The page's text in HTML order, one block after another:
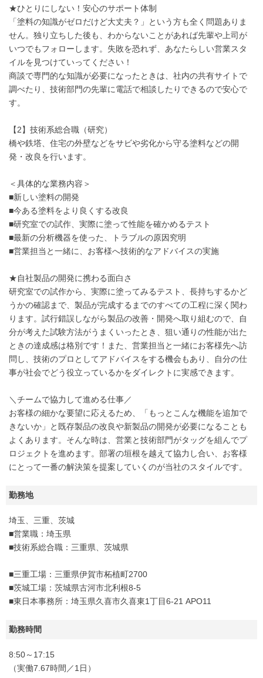
★ひとりにしない！安心のサポート体制
「塗料の知識がゼロだけど大丈夫？」という方も全く問題ありま
せん。独り立ちした後も、わからないことがあれば先輩や上司が
いつでもフォローします。失敗を恐れず、あなたらしい営業スタ
イルを見つけていってください！
商談で専門的な知識が必要になったときは、社内の共有サイトで
調べたり、技術部門の先輩に電話で相談したりできるので安心で
す。
【2】技術系総合職（研究）
橋や鉄塔、住宅の外壁などをサビや劣化から守る塗料などの開
発・改良を行います。
＜具体的な業務内容＞
■新しい塗料の開発
■今ある塗料をより良くする改良
■研究室での試作、実際に塗って性能を確かめるテスト
■最新の分析機器を使った、トラブルの原因究明
■営業担当と一緒に、お客様へ技術的なアドバイスの実施
★自社製品の開発に携わる面白さ
研究室での試作から、実際に塗ってみるテスト、長持ちするかど
うかの確認まで、製品が完成するまでのすべての工程に深く関わ
ります。試行錯誤しながら製品の改善・開発へ取り組むので、自
分が考えた試験方法がうまくいったとき、狙い通りの性能が出た
ときの達成感は格別です！また、営業担当と一緒にお客様先へ訪
問し、技術のプロとしてアドバイスをする機会もあり、自分の仕
事が社会でどう役立っているかをダイレクトに実感できます。
＼チームで協力して進める仕事／
お客様の細かな要望に応えるため、「もっとこんな機能を追加で
きないか」と既存製品の改良や新製品の開発が必要になることも
よくあります。そんな時は、営業と技術部門がタッグを組んでプ
ロジェクトを進めます。部署の垣根を越えて協力し合い、お客様
にとって一番の解決策を提案していくのが当社のスタイルです。
勤務地
埼玉、三重、茨城
■営業職：埼玉県
■技術系総合職：三重県、茨城県
■三重工場：三重県伊賀市柘植町2700
■茨城工場：茨城県古河市北利根8-5
■東日本事務所：埼玉県久喜市久喜東1丁目6-21 APO11
勤務時間
8:50～17:15
（実働7.67時間／1日）